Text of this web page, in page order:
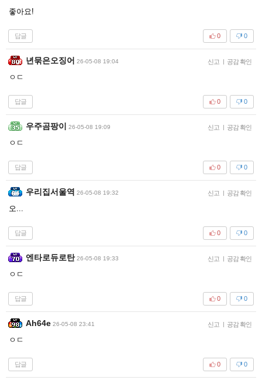
좋아요!
답글 0
0
년묶은오징어 26-05-08 19:04 신고 | 공감 확인
ㅇㄷ
답글 0
0
우주곰팡이 26-05-08 19:09 신고 | 공감 확인
ㅇㄷ
답글 0
0
우리집서울역 26-05-08 19:32 신고 | 공감 확인
오...
답글 0
0
엔타로듀로탄 26-05-08 19:33 신고 | 공감 확인
ㅇㄷ
답글 0
0
Ah64e 26-05-08 23:41 신고 | 공감 확인
ㅇㄷ
답글 0
0